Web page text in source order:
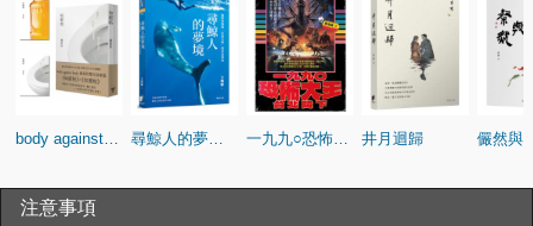
井月迴歸
注意事項